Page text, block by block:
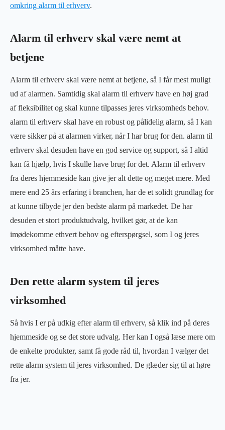
omkring alarm til erhverv.
Alarm til erhverv skal være nemt at
betjene
Alarm til erhverv skal være nemt at betjene, så I får mest muligt
ud af alarmen. Samtidig skal alarm til erhverv have en høj grad
af fleksibilitet og skal kunne tilpasses jeres virksomheds behov.
alarm til erhverv skal have en robust og pålidelig alarm, så I kan
være sikker på at alarmen virker, når I har brug for den. alarm til
erhverv skal desuden have en god service og support, så I altid
kan få hjælp, hvis I skulle have brug for det. Alarm til erhverv
fra deres hjemmeside kan give jer alt dette og meget mere. Med
mere end 25 års erfaring i branchen, har de et solidt grundlag for
at kunne tilbyde jer den bedste alarm på markedet. De har
desuden et stort produktudvalg, hvilket gør, at de kan
imødekomme ethvert behov og efterspørgsel, som I og jeres
virksomhed måtte have.
Den rette alarm system til jeres
virksomhed
Så hvis I er på udkig efter alarm til erhverv, så klik ind på deres
hjemmeside og se det store udvalg. Her kan I også læse mere om
de enkelte produkter, samt få gode råd til, hvordan I vælger det
rette alarm system til jeres virksomhed. De glæder sig til at høre
fra jer.